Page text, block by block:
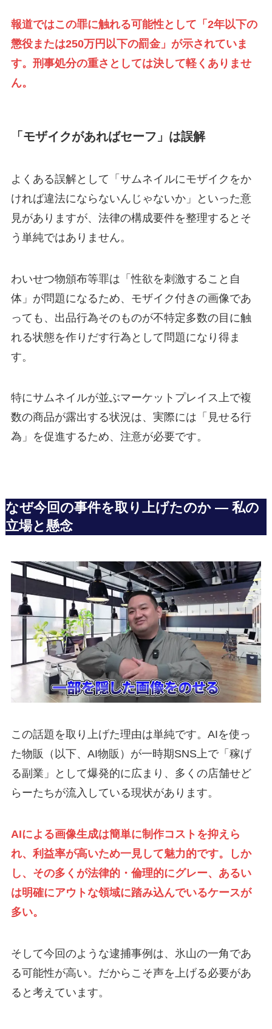
報道ではこの罪に触れる可能性として「2年以下の
懲役または250万円以下の罰金」が示されていま
す。刑事処分の重さとしては決して軽くありませ
ん。
「モザイクがあればセーフ」は誤解
よくある誤解として「サムネイルにモザイクをか
ければ違法にならないんじゃないか」といった意
見がありますが、法律の構成要件を整理するとそ
う単純ではありません。
わいせつ物頒布等罪は「性欲を刺激すること自
体」が問題になるため、モザイク付きの画像であ
っても、出品行為そのものが不特定多数の目に触
れる状態を作りだす行為として問題になり得ま
す。
特にサムネイルが並ぶマーケットプレイス上で複
数の商品が露出する状況は、実際には「見せる行
為」を促進するため、注意が必要です。
なぜ今回の事件を取り上げたのか — 私の
立場と懸念
この話題を取り上げた理由は単純です。AIを使っ
た物販（以下、AI物販）が一時期SNS上で「稼げ
る副業」として爆発的に広まり、多くの店舗せど
らーたちが流入している現状があります。
AIによる画像生成は簡単に制作コストを抑えら
れ、利益率が高いため一見して魅力的です。しか
し、その多くが法律的・倫理的にグレー、あるい
は明確にアウトな領域に踏み込んでいるケースが
多い。
そして今回のような逮捕事例は、氷山の一角であ
る可能性が高い。だからこそ声を上げる必要があ
ると考えています。